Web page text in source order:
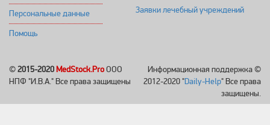
Персональные данные
Помощь
Заявки лечебный учреждений
©2015-2020 MedStock.ProООО
НПФ "И.В.А." Все права защищены
Информационная поддержка ©
2012-2020 "Daily-Help" Все права
защищены.